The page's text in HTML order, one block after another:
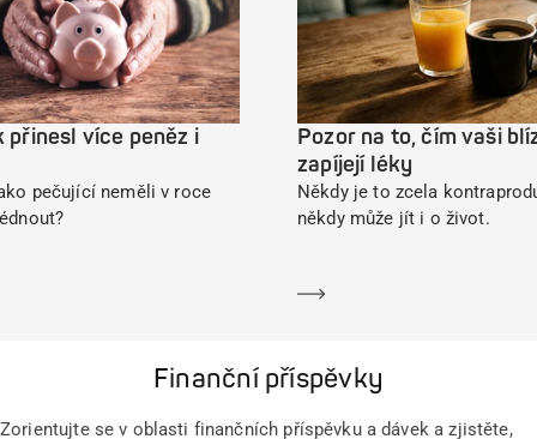
přinesl více peněz i
pečující neměli v roce
Pozor na to, čím vaši
zapíjejí léky
Někdy je to zcela
někdy může jít i o život.
Finanční příspěvky
Zorientujte se v oblasti finančních příspěvku a dávek a zjistěte,